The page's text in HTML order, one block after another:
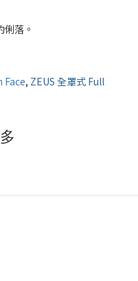
落。
Face, ZEUS 全罩式 Full